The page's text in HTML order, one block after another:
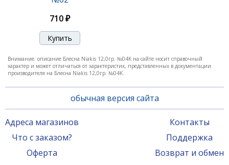
Блесна Smith Niakis 12,0гр. №23
710 ₽
Внимание: описание Блесна Niakis 12,0гр. №04K на сайте носит справочный
характер и может отличаться от характеристик, представленных в документации
производителя на Блесна Niakis 12,0гр. №04K.
обычная версия сайта
Адреса магазинов
Что с заказом?
Оферта
Контакты
Поддержка
Возврат и обмен